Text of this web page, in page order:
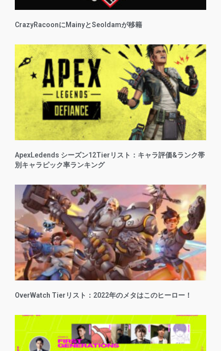
CrazyRacoonにMainyとSeoldamが移籍
ApexLedends シーズン12Tierリスト：キャラ評価&ランク帯
別キャラピック率ランキング
OverWatch Tierリスト：2022年のメタはこのヒーロー！